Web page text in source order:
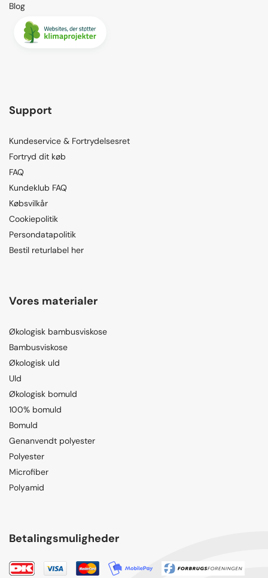
Blog
Support
Kundeservice & Fortrydelsesret
Fortryd dit køb
FAQ
Kundeklub FAQ
Købsvilkår
Cookiepolitik
Persondatapolitik
Bestil returlabel her
Vores materialer
Økologisk bambusviskose
Bambusviskose
Økologisk uld
Uld
Økologisk bomuld
100% bomuld
Bomuld
Genanvendt polyester
Polyester
Microfiber
Polyamid
Betalingsmuligheder